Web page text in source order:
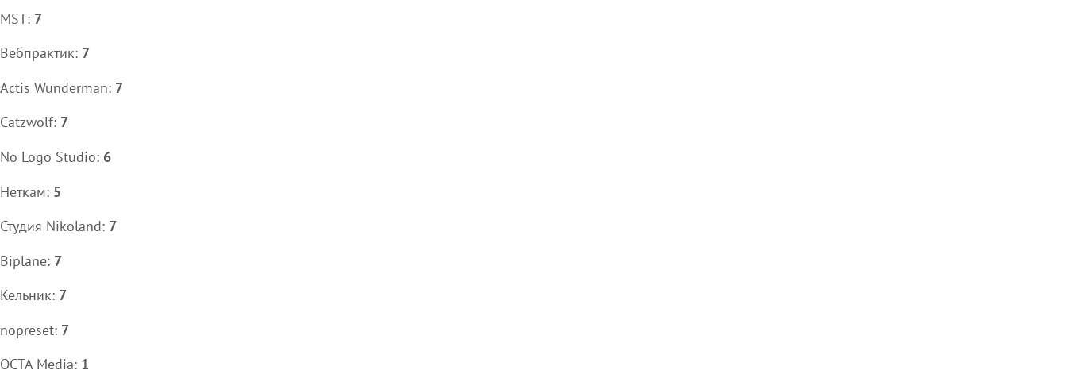
MST: 7
Вебпрактик: 7
Actis Wunderman: 7
Catzwolf: 7
No Logo Studio: 6
Неткам: 5
Студия Nikoland: 7
Biplane: 7
Кельник: 7
nopreset: 7
OCTA Media: 1